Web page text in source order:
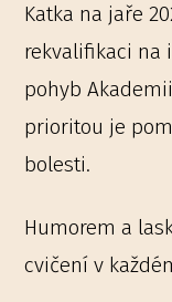
Katka na jaře
rekvalifikaci na
pohyb
prioritou je
bolesti.
Humorem a
cvičení v